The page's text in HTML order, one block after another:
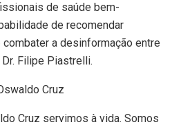
de saúde bem-
de recomendar
a desinformação entre
Filipe Piastrelli.
Cruz
Cruz servimos à vida. Somos